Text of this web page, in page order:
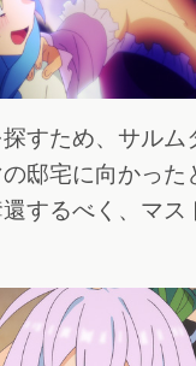
すため、サルム
邸宅に向かった
するべく、マス